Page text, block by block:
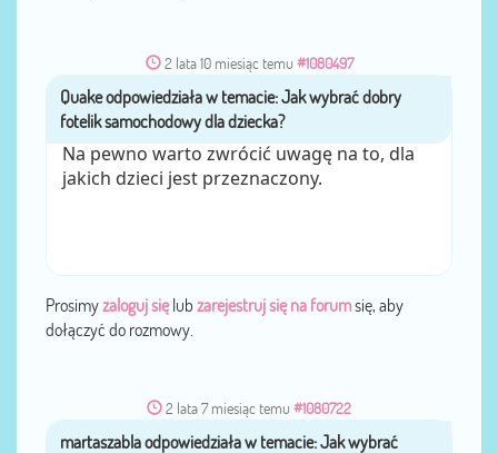
2 lata 10 miesiąc temu #1080497
przezQuake
Na pewno warto zwrócić uwagę na to, dla
jakich dzieci jest przeznaczony.
Prosimyzaloguj sięlub zarejestruj się na forumsię, aby
dołączyć do rozmowy.
2 lata 7 miesiąc temu #1080722
przezmartaszabla